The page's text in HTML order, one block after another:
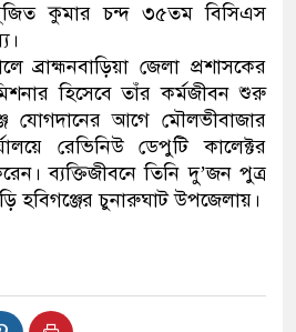
কুমার চন্দ ৩৫তম বিসিএস
ব্রাহ্মনবাড়িয়া জেলা প্রশাসকের
হিসেবে তাঁর কর্মজীবন শুরু
যোগদানের আগে মৌলভীবাজার
রেভিনিউ ডেপুটি কালেক্টর
ব্যক্তিজীবনে তিনি দু’জন পুত্র
হবিগঞ্জের চুনারুঘাট উপজেলায়।